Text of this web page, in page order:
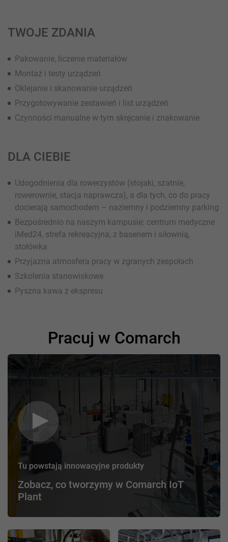
TWOJE ZDANIA
Pakowanie, liczenie materiałów
Montaż i testy urządzeń
Oklejanie i skanowanie urządzeń
Przygotowywanie zestawień i list urządzeń
Czynności manualne w tym skręcanie i znakowanie
DLA CIEBIE
Udogodnienia dla rowerzystów (stojaki, szatnie,
rowerownie, stacja naprawcza), a dla tych, co do pracy
docierają samochodem – naziemny i podziemny parking
Bezpośrednio na naszym kampusie: centrum medyczne
iMed24, strefa rekreacyjna, z basenem i siłownią,
stołówka
Przyjazna atmosfera pracy w zgranych zespołach
Szkolenia stanowiskowe
Pyszna kawa z ekspresu
Pracuj w Comarch
Tu powstają innowacyjne produkty
Zobacz, co tworzymy w Comarch IoT
Plant